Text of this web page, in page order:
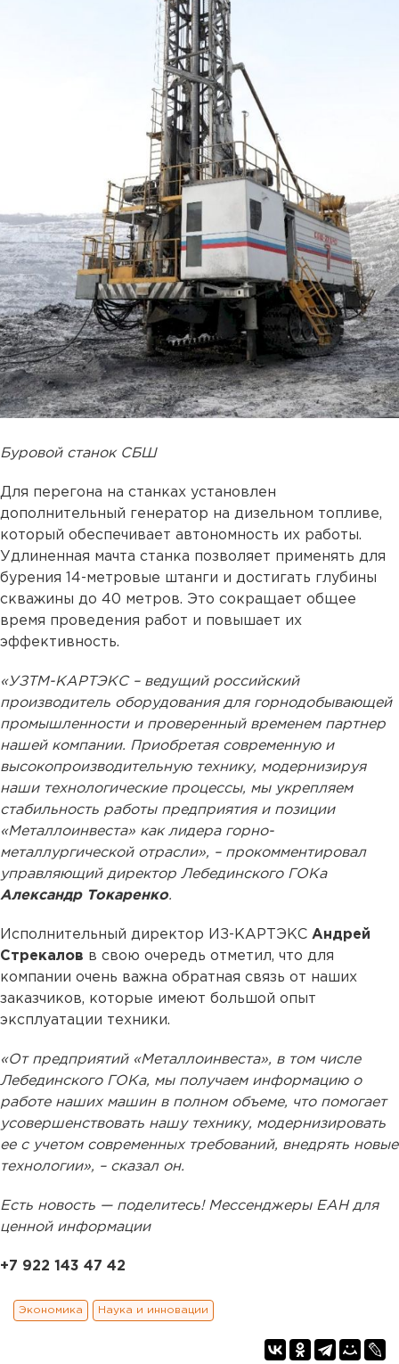
Буровой станок СБШ
Для перегона на станках установлен
дополнительный генератор на дизельном топливе,
который обеспечивает автономность их работы.
Удлиненная мачта станка позволяет применять для
бурения 14-метровые штанги и достигать глубины
скважины до 40 метров. Это сокращает общее
время проведения работ и повышает их
эффективность.
«УЗТМ-КАРТЭКС – ведущий российский
производитель оборудования для горнодобывающей
промышленности и проверенный временем партнер
нашей компании. Приобретая современную и
высокопроизводительную технику, модернизируя
наши технологические процессы, мы укрепляем
стабильность работы предприятия и позиции
«Металлоинвеста» как лидера горно-
металлургической отрасли», – прокомментировал
управляющий директор Лебединского ГОКа
Александр Токаренко.
Исполнительный директор ИЗ-КАРТЭКС Андрей
Стрекалов в свою очередь отметил, что для
компании очень важна обратная связь от наших
заказчиков, которые имеют большой опыт
эксплуатации техники.
«От предприятий «Металлоинвеста», в том числе
Лебединского ГОКа, мы получаем информацию о
работе наших машин в полном объеме, что помогает
усовершенствовать нашу технику, модернизировать
ее с учетом современных требований, внедрять новые
технологии», – сказал он.
Есть новость — поделитесь! Мессенджеры ЕАН для
ценной информации
+7 922 143 47 42
Экономика Наука и инновации